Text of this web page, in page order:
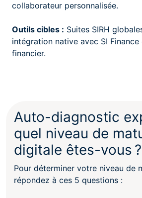
collaborateur personnalisée.
Outils cibles : Suites SIRH
intégration native avec SI
financier.
Auto-diagnostic
quel niveau de
digitale êtes-vous ?
Pour déterminer votre niveau de
répondez à ces 5 questions :